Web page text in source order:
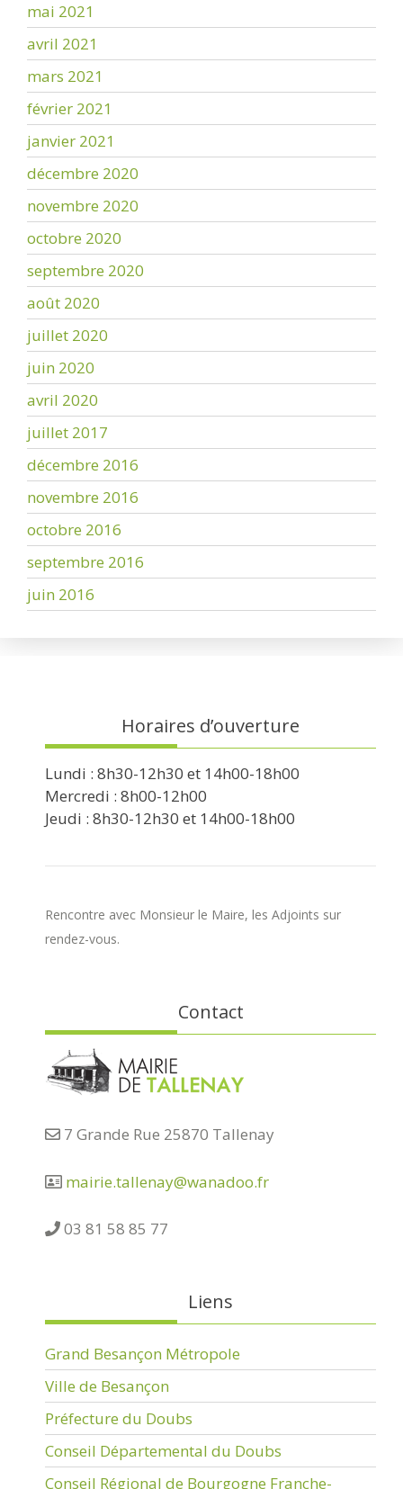
mai 2021
avril 2021
mars 2021
février 2021
janvier 2021
décembre 2020
novembre 2020
octobre 2020
septembre 2020
août 2020
juillet 2020
juin 2020
avril 2020
juillet 2017
décembre 2016
novembre 2016
octobre 2016
septembre 2016
juin 2016
Horaires d’ouverture
Lundi : 8h30-12h30 et 14h00-18h00
Mercredi : 8h00-12h00
Jeudi : 8h30-12h30 et 14h00-18h00
Rencontre avec Monsieur le Maire, les Adjoints sur
rendez-vous.
Contact
7 Grande Rue 25870 Tallenay
mairie.tallenay@wanadoo.fr
03 81 58 85 77
Liens
Grand Besançon Métropole
Ville de Besançon
Préfecture du Doubs
Conseil Départemental du Doubs
Conseil Régional de Bourgogne Franche-